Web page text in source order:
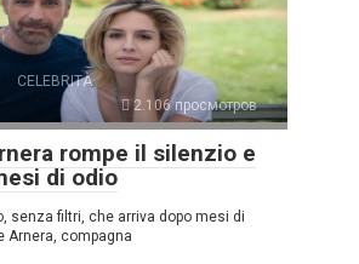
CELEBRITÀ
2.106 просмотров
rompe il silenzio e
di odio
senza filtri, che arriva dopo mesi di
Arnera, compagna